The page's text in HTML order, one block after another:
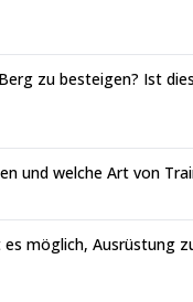
zu besteigen? Ist
und welche Art von
möglich, Ausrüstung